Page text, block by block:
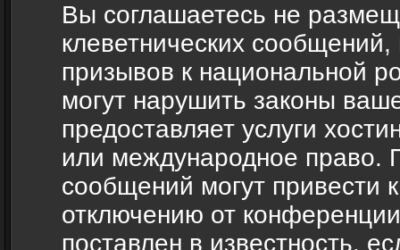
Вы соглашаетесь не
клеветнических
призывов к национальной
могут нарушить законы
предоставляет услуги
или международное право.
сообщений могут привести
отключению от
поставлен в известность,